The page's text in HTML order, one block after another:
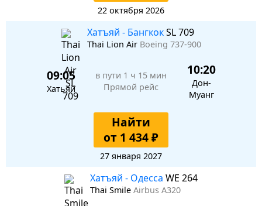
22 октября 2026
Хатъяй - БангкокSL 709
Thai Lion Air Boeing 737-900
09:05
Хатьяй
в пути 1 ч 15 мин
Прямой рейс
10:20
Дон-
Муанг
Найти
от 1 434 ₽
27 января 2027
Хатъяй - Одесса WE 264
Thai Smile Airbus A320